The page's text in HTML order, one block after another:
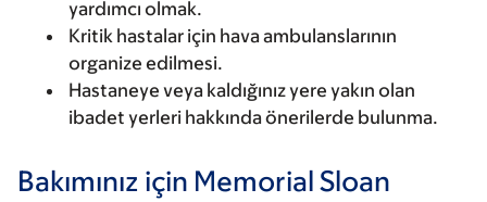
yardımcı olmak.
Kritik hastalar için hava ambulanslarının
organize edilmesi.
Hastaneye veya kaldığınız yere yakın olan
ibadet yerleri hakkında önerilerde bulunma.
Bakımınız için Memorial Sloan